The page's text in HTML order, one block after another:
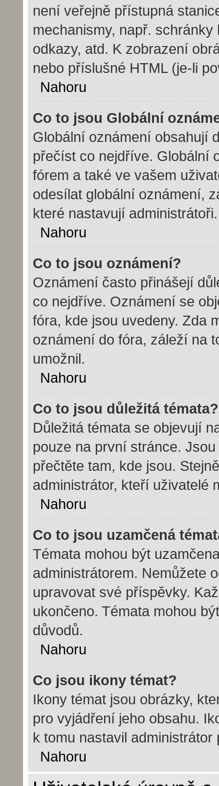
není veřejně přístupná
mechanismy, např.
odkazy, atd. K zobrazení
nebo příslušné HTML (je-li
Nahoru
Co to jsou Globální
Globální oznámení obsahují
přečíst co nejdříve. Globální
fórem a také ve vašem
odesílat globální oznámení,
které nastavují administrátoři.
Nahoru
Co to jsou oznámení?
Oznámení často přinášejí
co nejdříve. Oznámení se
fóra, kde jsou uvedeny. Zda
oznámení do fóra, záleží na
umožnil.
Nahoru
Co to jsou důležitá témata?
Důležitá témata se objevují
pouze na první stránce.
přečtěte tam, kde jsou.
administrátor, kteří uživatelé
Nahoru
Co to jsou uzamčená
Témata mohou být
administrátorem. Nemůžete
upravovat své příspěvky.
ukončeno. Témata mohou
důvodů.
Nahoru
Co jsou ikony témat?
Ikony témat jsou obrázky,
pro vyjádření jeho obsahu.
k tomu nastavil
Nahoru